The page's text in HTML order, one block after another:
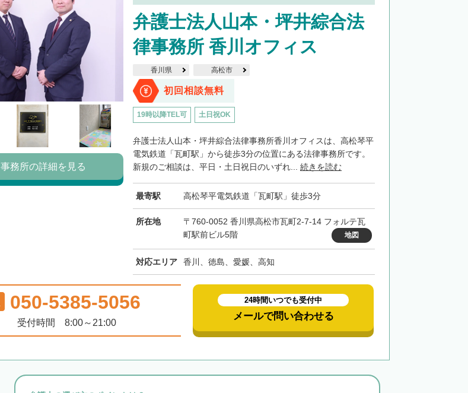
弁護士法人山本・坪井綜合法
律事務所 香川オフィス
香川県 高松市
初回相談無料
19時以降TEL可 土日祝OK
弁護士法人山本・坪井綜合法律事務所香川オフィスは、高松琴平
電気鉄道「瓦町駅」から徒歩3分の位置にある法律事務所です。
新規のご相談は、平日・土日祝日のいずれ... 続きを読む
最寄駅 高松琴平電気鉄道「瓦町駅」徒歩3分
所在地
〒760-0052 香川県高松市瓦町2-7-14 フォルテ瓦
町駅前ビル5階
地図
対応エリア 香川、徳島、愛媛、高知
事務所の詳細を見る
050-5385-5056
受付時間 8:00～21:00
24時間いつでも受付中
メールで問い合わせる